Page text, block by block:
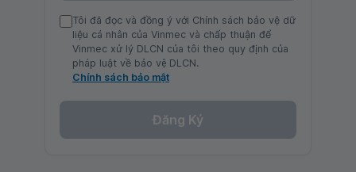
Tôi đã đọc và đồng ý với Chính sách bảo vệ dữ
liệu cá nhân của Vinmec và chấp thuận để
Vinmec xử lý DLCN của tôi theo quy định của
pháp luật về bảo vệ DLCN.
Chính sách bảo mật
Đăng Ký